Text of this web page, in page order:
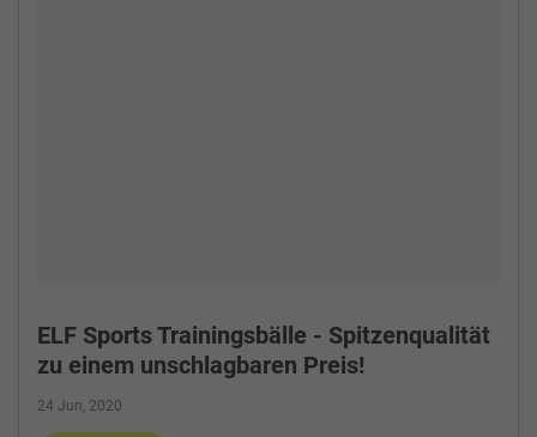
ELF Sports Trainingsbälle - Spitzenqualität
zu einem unschlagbaren Preis!
24 Jun, 2020